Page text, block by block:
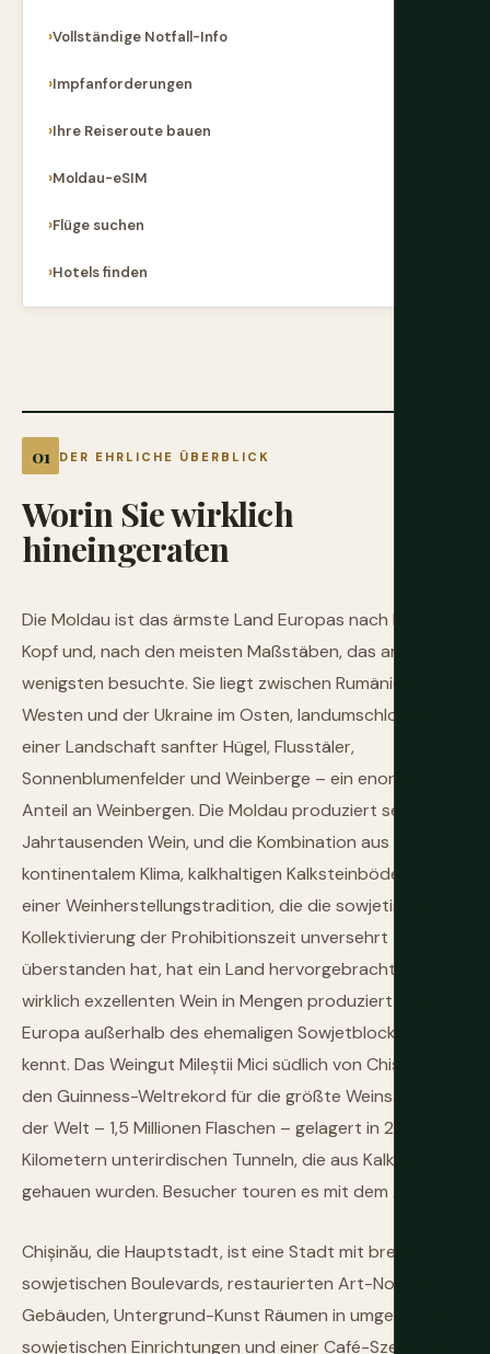
DER EHRLICHE ÜBERBLICK
Worin Siewirklich
hineingeraten
Die Moldau ist das ärmste Land Europas nach BIP pro
Kopf und, nach den meisten Maßstäben, das am
wenigsten besuchte. Sie liegt zwischen Rumänien im
Westen und der Ukraine im Osten, landumschlossen in
einer Landschaft sanfter Hügel, Flusstäler,
Sonnenblumenfelder und Weinberge – ein enormer
Anteil an Weinbergen. Die Moldau produziert seit fünf
Jahrtausenden Wein, und die Kombination aus
kontinentalem Klima, kalkhaltigen Kalksteinböden und
einer Weinherstellungstradition, die die sowjetische
Kollektivierung der Prohibitionszeit unversehrt
überstanden hat, hat ein Land hervorgebracht, das
wirklich exzellenten Wein in Mengen produziert, die
Europa außerhalb des ehemaligen Sowjetblocks kaum
kennt. Das Weingut Mileștii Mici südlich von Chișinău hält
den Guinness-Weltrekord für die größte Weinsammlung
der Welt – 1,5 Millionen Flaschen – gelagert in 200
Kilometern unterirdischen Tunneln, die aus Kalkstein
gehauen wurden. Besucher touren es mit dem Auto.
Chișinău, die Hauptstadt, ist eine Stadt mit breiten
sowjetischen Boulevards, restaurierten Art-Nouveau-
Gebäuden, Untergrund-Kunst Räumen in umgenutzten
sowjetischen Einrichtungen und einer Café-Szene, die
Vollständige Notfall-Info
Impfanforderungen
Ihre Reiseroute bauen
Moldau-eSIM
Flüge suchen
Hotels finden